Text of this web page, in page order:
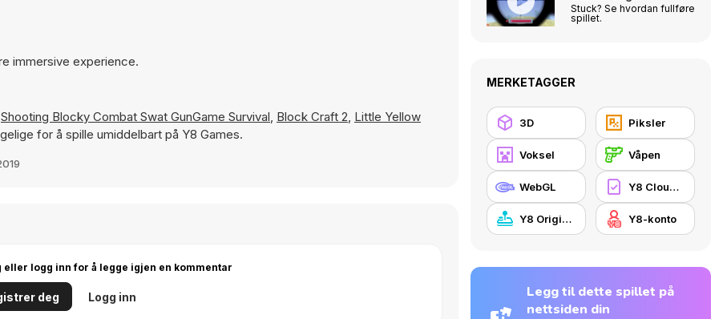
immersive experience.
Shooting Blocky Combat Swat GunGame Survival, Block Craft 2, Little Yellow
for å spille umiddelbart på Y8 Games.
logg inn for å legge igjen en kommentar
deg Logg inn
Stuck? Se hvordan fullføre
spillet.
MERKETAGGER
3D Piksler
Voksel Våpen
WebGL Y8 Cloud Save
Y8 Originals Y8-konto
Legg til dette spillet på
nettsiden din